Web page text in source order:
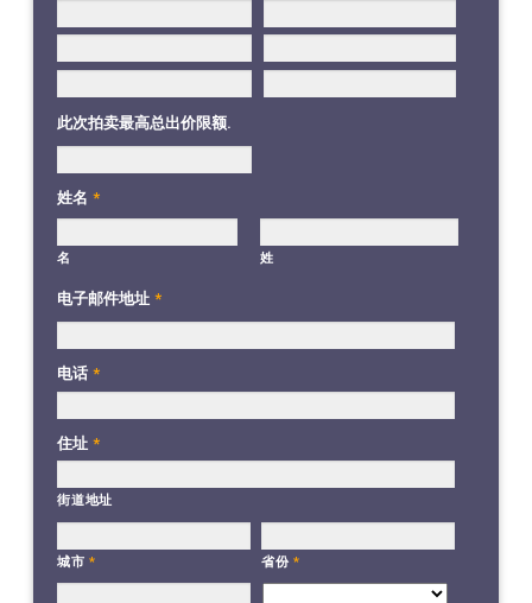
此次拍卖最高总出价限额.
姓名 *
名 姓
电子邮件地址 *
电话 *
住址 *
街道地址
城市 * 省份 *